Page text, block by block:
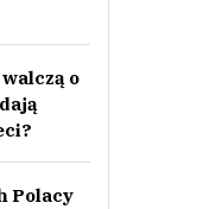
o
Polacy